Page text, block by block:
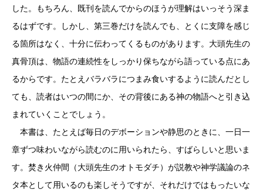
した。もちろん、既刊を読んでからのほうが理解はいっそう深ま
るはずです。しかし、第三巻だけを読んでも、とくに支障を感じ
る箇所はなく、十分に伝わってくるものがあります。大頭先生の
真骨頂は、物語の連続性をしっかり保ちながら語っている点にあ
るからです。たとえバラバラにつまみ食いするように読んだとし
ても、読者はいつの間にか、その背後にある神の物語へと引き込
まれていくことでしょう。
本書は、たとえば毎日のデボーションや静思のときに、一日一
章ずつ味わいながら読むのに用いられたら、すばらしいと思いま
す。焚き火仲間（大頭先生のオトモダチ）が説教や神学議論のネ
タ本として用いるのも楽しそうですが、それだけではもったいな